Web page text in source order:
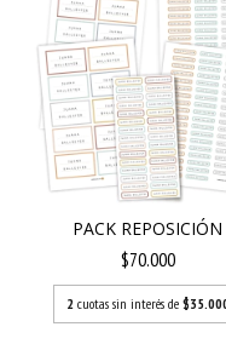
PACK REPOSICIÓN
$70.000
2 cuotas sin interés de